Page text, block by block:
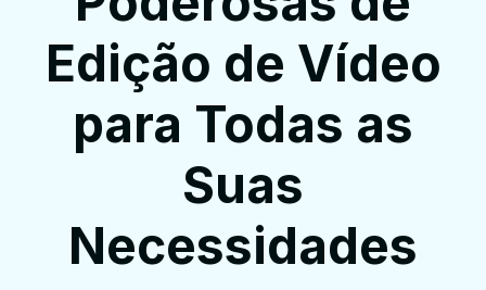
Edição de Vídeo
para Todas as
Suas
Necessidades